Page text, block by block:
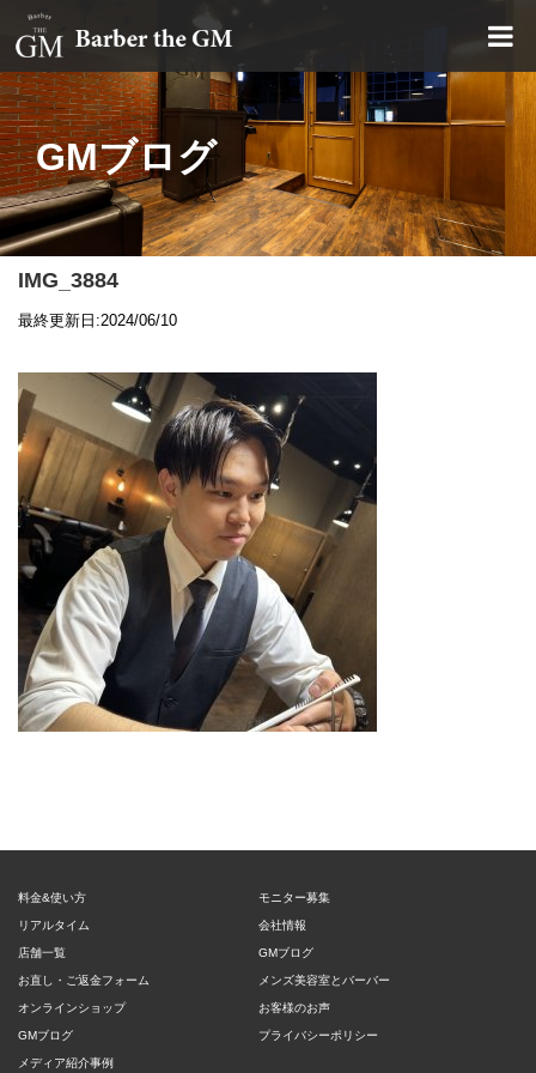
大阪・本町｜大人の散髪屋
GMブログ
IMG_3884
最終更新日:2024/06/10
料金&使い方
リアルタイム
店舗一覧
お直し・ご返金フォーム
オンラインショップ
GMブログ
メディア紹介事例
モニター募集
会社情報
GMブログ
メンズ美容室とバーバー
お客様のお声
プライバシーポリシー